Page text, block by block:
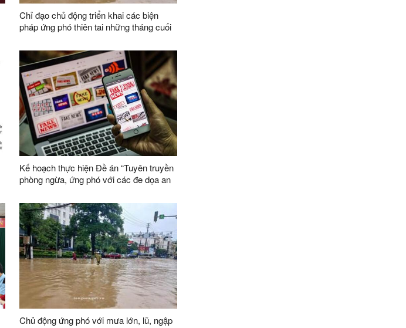
Chỉ đạo chủ động triển khai các biện
pháp ứng phó thiên tai những tháng cuối
Kế hoạch thực hiện Đề án “Tuyên truyền
phòng ngừa, ứng phó với các đe dọa an
nhìn đến năm 2045”
Chủ động ứng phó với mưa lớn, lũ, ngập